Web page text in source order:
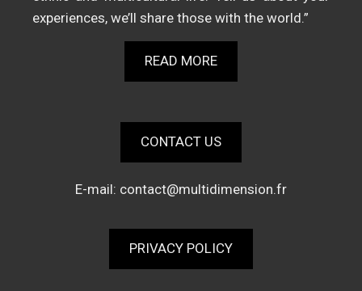
experiences, we’ll share those with the world.”
READ MORE
CONTACT US
E-mail: contact@multidimension.fr
PRIVACY POLICY